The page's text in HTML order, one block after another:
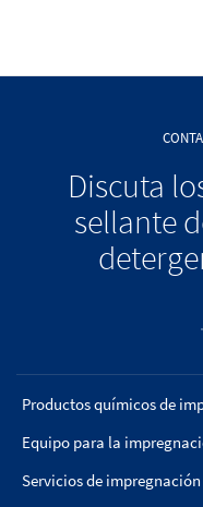
Discuta
sellante
Productos químicos de
Equipo para la
Servicios de impregnación